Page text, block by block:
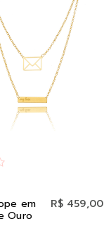
em
Ouro
R$ 459,00